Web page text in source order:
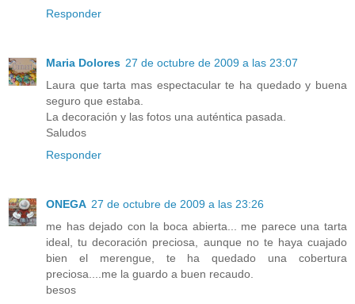
Responder
Maria Dolores 27 de octubre de 2009 a las 23:07
Laura que tarta mas espectacular te ha quedado y buena
seguro que estaba.
La decoración y las fotos una auténtica pasada.
Saludos
Responder
ONEGA 27 de octubre de 2009 a las 23:26
me has dejado con la boca abierta... me parece una tarta
ideal, tu decoración preciosa, aunque no te haya cuajado
bien el merengue, te ha quedado una cobertura
preciosa....me la guardo a buen recaudo.
besos